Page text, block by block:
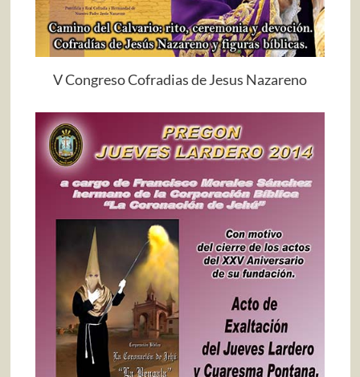
V Congreso Cofradias de Jesus Nazareno